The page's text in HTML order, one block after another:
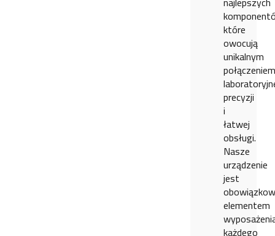
które
owocują
unikalnym
połączeniem
precyzji
i
łatwej
obsługi.
Nasze
urządzenie
jest
elementem
każdego